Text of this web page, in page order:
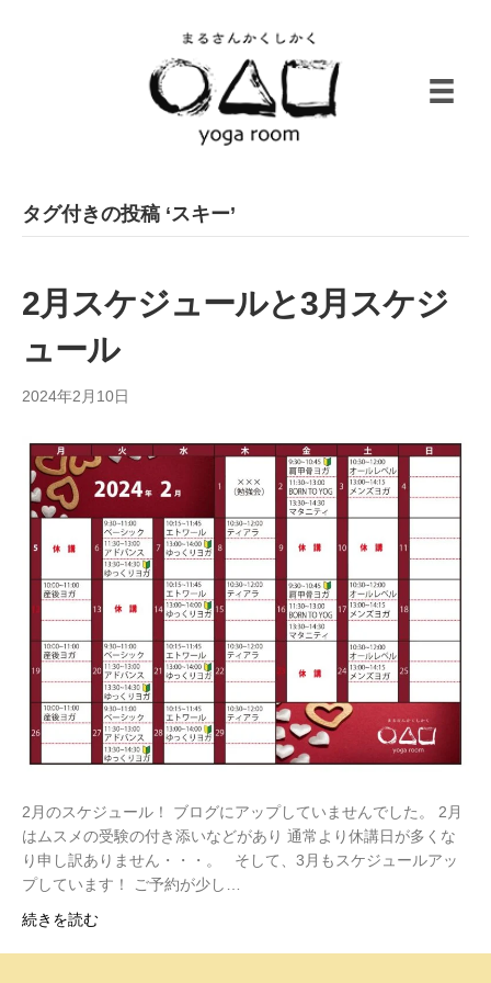
タグ付きの投稿 ‘スキー’
2月スケジュールと3月スケジ
ュール
2024年2月10日
2月のスケジュール！ ブログにアップしていませんでした。 2月
はムスメの受験の付き添いなどがあり 通常より休講日が多くな
り申し訳ありません・・・。 そして、3月もスケジュールアッ
プしています！ ご予約が少し…
続きを読む